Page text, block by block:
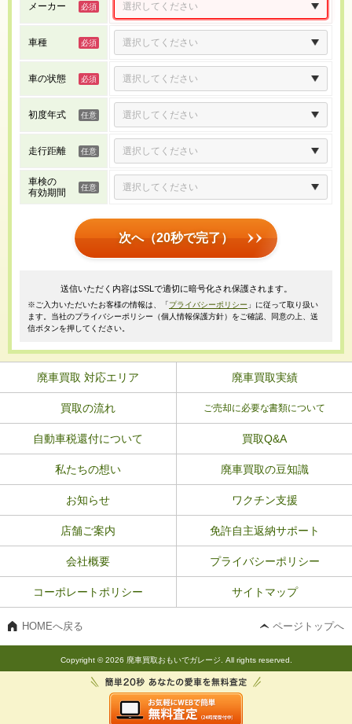
メーカー
車種
車の状態
初度年式
走行距離
車検の
有効期間
次へ（20秒で完了）
送信いただく内容はSSLで適切に暗号化され保護されます。
※ご入力いただいたお客様の情報は、「プライバシーポリシー 」に従って取り扱い
ます。当社のプライバシーポリシー（個人情報保護方針）をご確認、同意の上、送
信ボタンを押してください。
廃車買取 対応エリア 廃車買取実績
買取の流れ ご売却に必要な書類について
自動車税還付について 買取Q&A
私たちの想い 廃車買取の豆知識
お知らせ ワクチン支援
店舗ご案内 免許自主返納サポート
会社概要 プライバシーポリシー
コーポレートポリシー サイトマップ
HOMEへ戻る ページトップへ
Copyright © 2026 廃車買取おもいでガレージ. All rights reserved.